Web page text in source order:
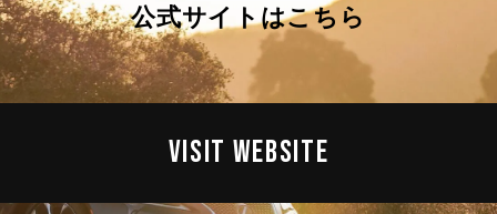
公式サイトはこちら
VISIT WEBSITE